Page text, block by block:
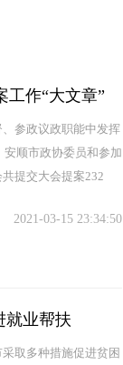
工作“大文章”
参政议政职能中发挥
顺市政协委员和参加
提交大会提案232
2021-03-15 23:34:50
就业帮扶
取多种措施促进贫困